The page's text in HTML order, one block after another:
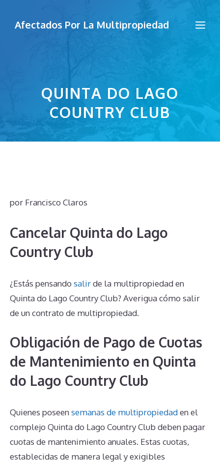
Afectados Por La Multipropiedad
QUINTA DO LAGO
COUNTRY CLUB
por Francisco Claros
Cancelar Quinta do Lago
Country Club
¿Estás pensando salirde la multipropiedad en
Quinta do Lago Country Club? Averigua cómo salir
de un contrato de multipropiedad.
Obligación de Pago de Cuotas
de Mantenimiento en Quinta
do Lago Country Club
Quienes poseensemanas de multipropiedaden el
complejo Quinta do Lago Country Club deben pagar
cuotas de mantenimiento anuales. Estas cuotas,
establecidas de manera legal y exigibles